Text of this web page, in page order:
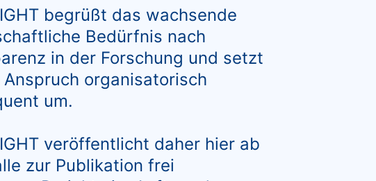
begrüßt das wachsende
Bedürfnis nach
in der Forschung und setzt
Anspruch organisatorisch
um.
veröffentlicht daher hier ab
zur Publikation frei